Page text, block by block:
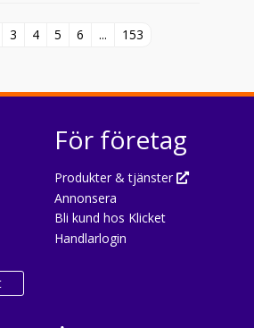
3 4 5 6 ... 153
För företag
Produkter & tjänster
Annonsera
Bli kund hos Klicket
Handlarlogin